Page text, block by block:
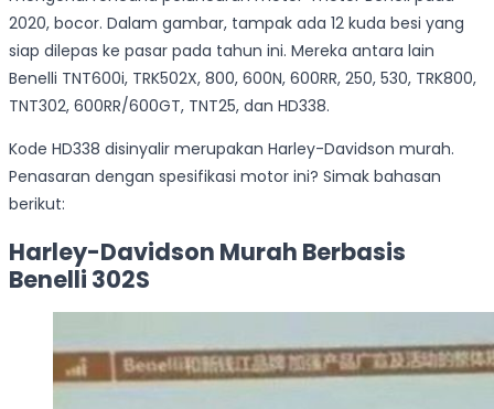
2020, bocor. Dalam gambar, tampak ada 12 kuda besi yang
siap dilepas ke pasar pada tahun ini. Mereka antara lain
Benelli TNT600i, TRK502X, 800, 600N, 600RR, 250, 530, TRK800,
TNT302, 600RR/600GT, TNT25, dan HD338.
Kode HD338 disinyalir merupakan Harley-Davidson murah.
Penasaran dengan spesifikasi motor ini? Simak bahasan
berikut:
Harley-Davidson Murah Berbasis
Benelli 302S